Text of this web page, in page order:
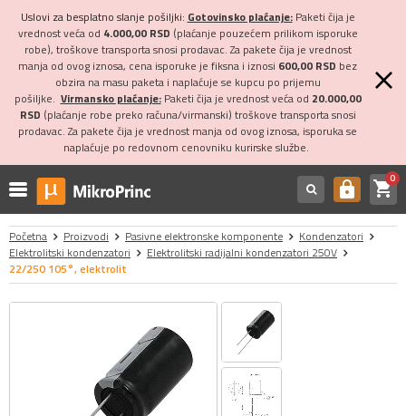
Uslovi za besplatno slanje pošiljki: Gotovinsko plaćanje:Paketi čija je
vrednost veća od 4.000,00 RSD (plaćanje pouzećem prilikom isporuke
robe), troškove transporta snosi prodavac. Za pakete čija je vrednost
manja od ovog iznosa, cena isporuke je fiksna i iznosi 600,00 RSD bez
obzira na masu paketa i naplaćuje se kupcu po prijemu
pošiljke. Virmansko plaćanje:Paketi čija je vrednost veća od 20.000,00
RSD (plaćanje robe preko računa/virmanski) troškove transporta snosi
prodavac. Za pakete čija je vrednost manja od ovog iznosa, isporuka se
naplaćuje po redovnom cenovniku kurirske službe.
https shopping_cart0
Početna Proizvodi Pasivne elektronske komponente
Kondenzatori
Elektrolitski kondenzatori
Elektrolitski radijalni kondenzatori 250V
22/250 105°, elektrolit